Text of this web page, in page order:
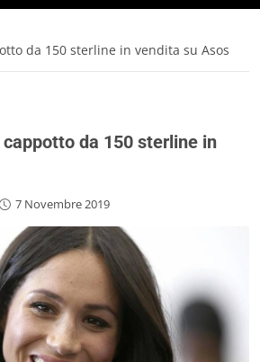
da 150 sterline in vendita su Asos
da 150 sterline in
7 Novembre 2019